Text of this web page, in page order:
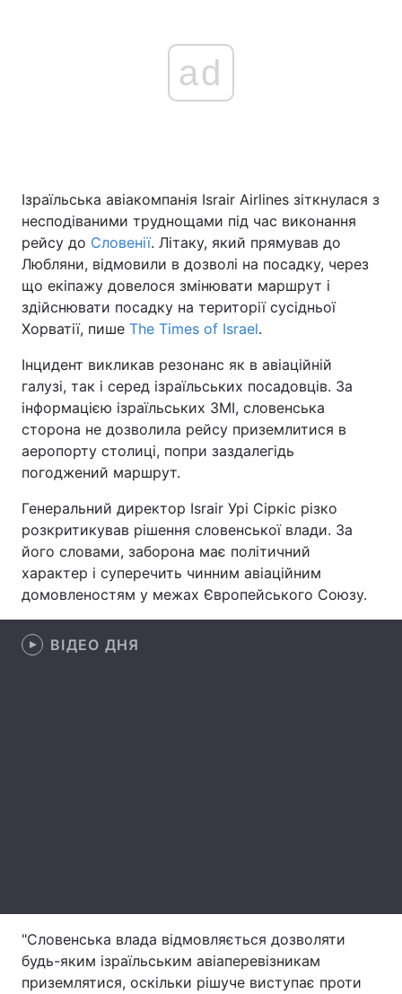
Україна Політика
Економіка Світ
Спорт Наука
Техно і зв'язок
Зброя Інциденти
Здоров'я Туризм
Цікавинки Погода
Лонгріди
Відео з Youtube Статті
Інтерв'ю
Тема оформлення
ad
Ізраїльська авіакомпанія Israir Airlines зіткнулася з
несподіваними труднощами під час виконання
рейсу до Словенії. Літаку, який прямував до
Любляни, відмовили в дозволі на посадку, через
що екіпажу довелося змінювати маршрут і
здійснювати посадку на території сусідньої
Хорватії, пише The Times of Israel.
Інцидент викликав резонанс як в авіаційній
галузі, так і серед ізраїльських посадовців. За
інформацією ізраїльських ЗМІ, словенська
сторона не дозволила рейсу приземлитися в
аеропорту столиці, попри заздалегідь
погоджений маршрут.
Генеральний директор Israir Урі Сіркіс різко
розкритикував рішення словенської влади. За
його словами, заборона має політичний
характер і суперечить чинним авіаційним
домовленостям у межах Європейського Союзу.
ВІДЕО ДНЯ
"Словенська влада відмовляється дозволяти
будь-яким ізраїльським авіаперевізникам
приземлятися, оскільки рішуче виступає проти